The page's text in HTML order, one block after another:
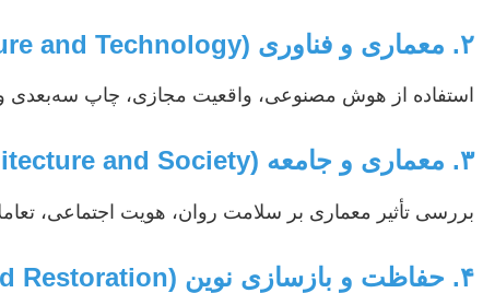
۲. معماری و فناوری (Architecture and Technology)
استفاده از هوش مصنوعی، واقعیت مجازی، چاپ سه‌بعدی
۳. معماری و جامعه (Architecture and Society)
بررسی تأثیر معماری بر سلامت روان، هویت اجتماعی،
۴. حفاظت و بازسازی نوین (Advanced Conservation and Restoration)